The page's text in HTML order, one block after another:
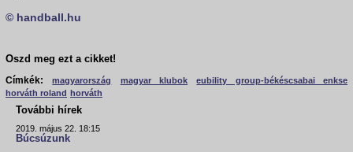
© handball.hu
Oszd meg ezt a cikket!
Címkék:
magyarország magyar klubok
eubility group-békéscsabai enkse
horváth roland
horváth
További hírek
2019. május 22. 18:15
Búcsúzunk